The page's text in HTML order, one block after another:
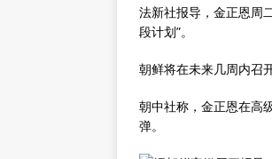
法新社报导，金正恩周
段计划”。
朝鲜将在未来几周内召
朝中社称，金正恩在高
弹。